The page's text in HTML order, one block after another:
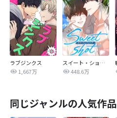
ラブジンクス
1,667万
スイート・ショット
448.6万
同じジャンルの人気作品